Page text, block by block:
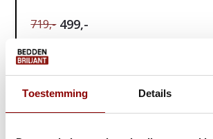
Toestemming Details
719,- 499,-
Bekijken